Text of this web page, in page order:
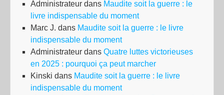
Administrateur dans Maudite soit la guerre : le
livre indispensable du moment
Marc J. dans Maudite soit la guerre : le livre
indispensable du moment
Administrateur dans Quatre luttes victorieuses
en 2025 : pourquoi ça peut marcher
Kinski dans Maudite soit la guerre : le livre
indispensable du moment